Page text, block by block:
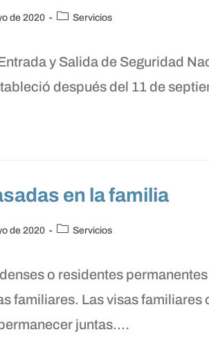
de 2020 Servicios
y Salida de Seguridad
después del 11 de
en la familia
de 2020 Servicios
o residentes
familiares. Las visas familiares
juntas.…